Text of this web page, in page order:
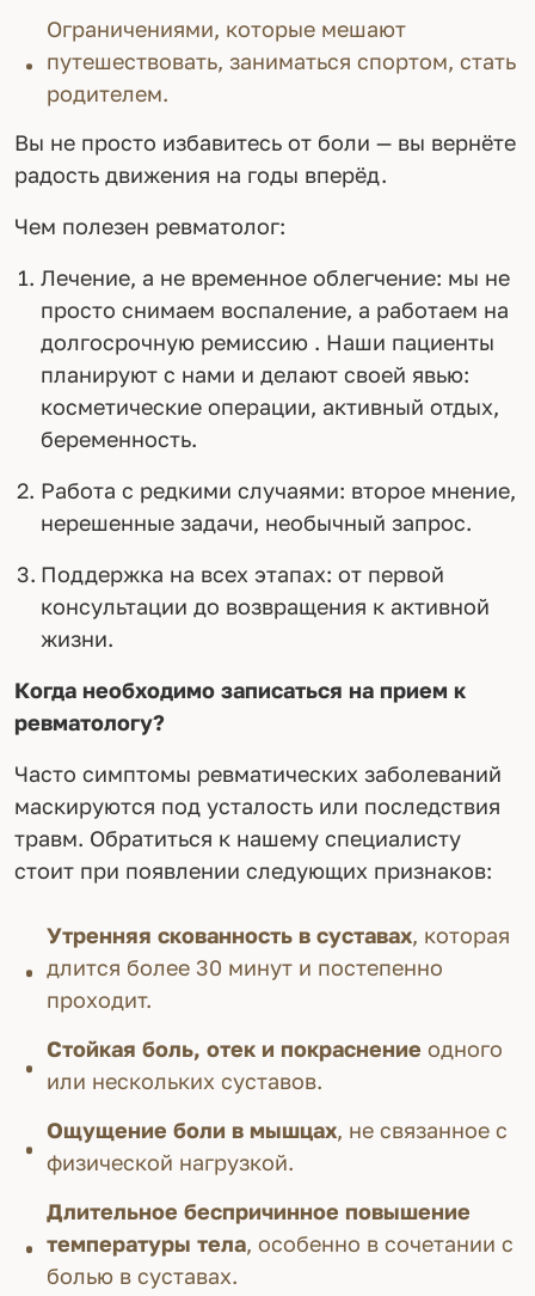
Ограничениями, которые мешают
путешествовать, заниматься спортом, стать
родителем.
Вы не просто избавитесь от боли — вы вернёте
радость движения на годы вперёд.
Чем полезен ревматолог:
Лечение, а не временное облегчение: мы не
просто снимаем воспаление, а работаем на
долгосрочную ремиссию . Наши пациенты
планируют с нами и делают своей явью:
косметические операции, активный отдых,
беременность.
Работа с редкими случаями: второе мнение,
нерешенные задачи, необычный запрос.
Поддержка на всех этапах: от первой
консультации до возвращения к активной
жизни.
Когда необходимо записаться на прием к
ревматологу?
Часто симптомы ревматических заболеваний
маскируются под усталость или последствия
травм. Обратиться к нашему специалисту
стоит при появлении следующих признаков:
Утренняя скованность в суставах, которая
длится более 30 минут и постепенно
проходит.
Стойкая боль, отек и покраснение одного
или нескольких суставов.
Ощущение боли в мышцах, не связанное с
физической нагрузкой.
Длительное беспричинное повышение
температуры тела, особенно в сочетании с
болью в суставах.